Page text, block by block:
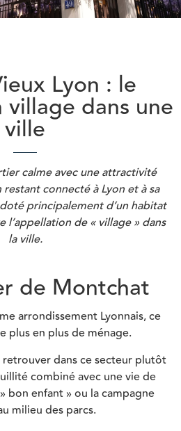
Lyon : le
dans une
ville
calme avec une attractivité
connecté à Lyon et à sa
principalement d’un habitat
de « village » dans
la ville.
de Montchat
arrondissement Lyonnais, ce
plus en plus de ménage.
dans ce secteur plutôt
combiné avec une vie de
bon enfant » ou la campagne
milieu des parcs.